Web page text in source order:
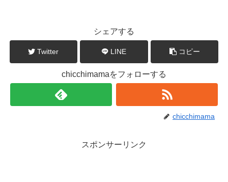
シェアする
Twitter LINE コピー
chicchimamaをフォローする
chicchimama
スポンサーリンク